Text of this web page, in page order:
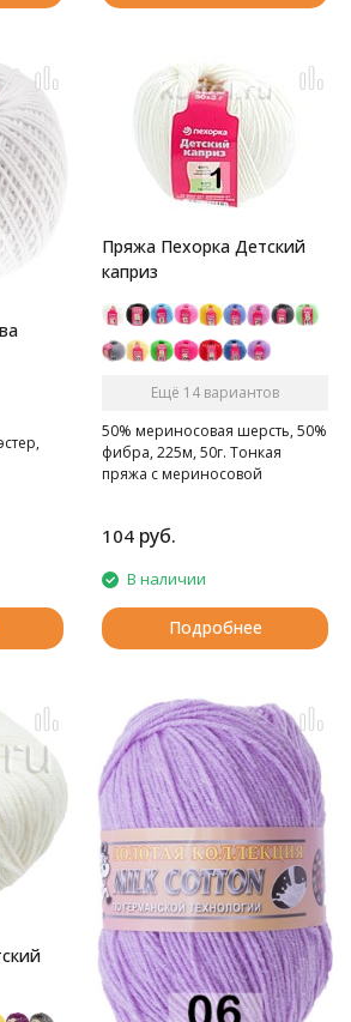
Пряжа Пехорка Детский
каприз
Ещё 14 вариантов
50% мериносовая шерсть, 50%
фибра, 225м, 50г. Тонкая
пряжа с мериносовой
104 руб.
В наличии
Подробнее